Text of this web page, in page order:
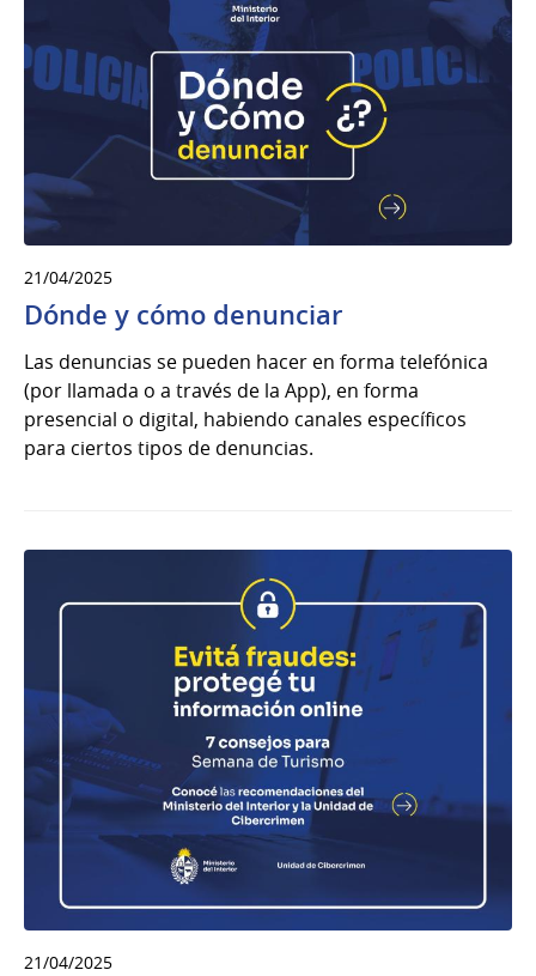
21/04/2025
Dónde y cómo denunciar
Las denuncias se pueden hacer en forma telefónica
(por llamada o a través de la App), en forma
presencial o digital, habiendo canales específicos
para ciertos tipos de denuncias.
21/04/2025